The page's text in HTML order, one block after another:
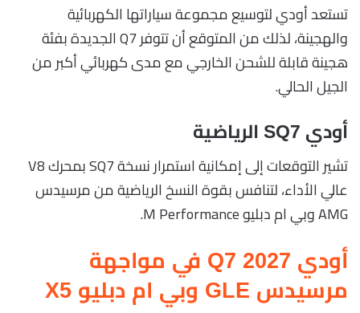
تستعد أودي لتوسيع مجموعة سياراتها الكهربائية
والهجينة، لذلك من المتوقع أن تتوفر Q7 الجديدة بفئة
هجينة قابلة للشحن الخارجي مع مدى كهربائي أكبر من
الجيل الحالي.
أودي SQ7 الرياضية
تشير التوقعات إلى إمكانية استمرار نسخة SQ7 بمحرك V8
عالي الأداء، لتنافس بقوة النسخ الرياضية من مرسيدس
AMG وبي ام دبليو M Performance.
أودي Q7 2027 في مواجهة
مرسيدس GLE وبي ام دبليو X5